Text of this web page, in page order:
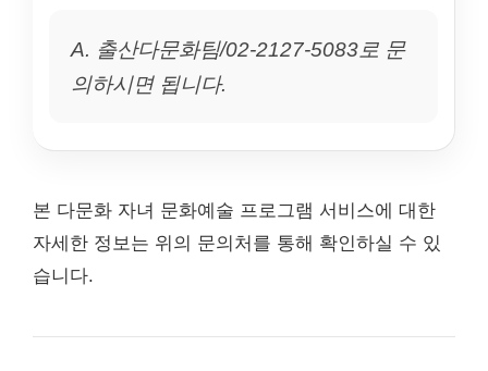
A. 출산다문화팀/02-2127-5083로 문
의하시면 됩니다.
본 다문화 자녀 문화예술 프로그램 서비스에 대한
자세한 정보는 위의 문의처를 통해 확인하실 수 있
습니다.